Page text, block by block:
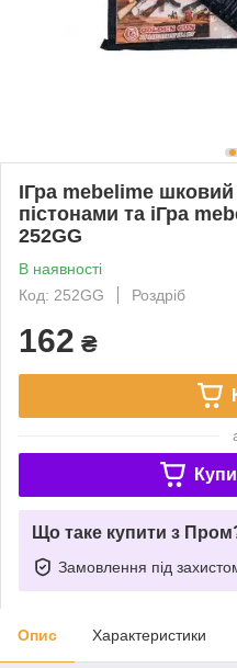
ІГра mebelime
пістонами та іГра
252GG
В наявності
Код: 252GG
Роздріб
162 ₴
Що таке купити з
Замовлення під
Опис Характеристики